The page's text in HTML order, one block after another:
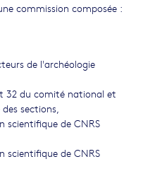
commission composée :
de l'archéologie
32 du comité national et
sections,
scientifique de CNRS
scientifique de CNRS